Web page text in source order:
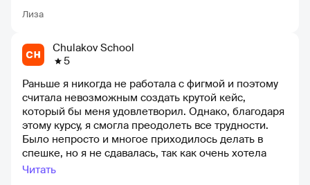
Лиза
база, множество лекций и дополнительных
понравился курс по аналитике, так как он
предоставил совершенно новый взгляд на дизайн-
опыта работы с актуальными методиками
исследований. Кроме того, бонусный модуль от HR-
специалистов и советы по трудоустройству помогли
мне составить грамотное резюме. Специалисты
студии рассказали много важных моментов. Хочу
отметить обратную связь от кураторов. Они всегда
были готовы помочь и отвечать на все мои
Chulakov School
5
Раньше я никогда не работала с фигмой и поэтому
считала невозможным создать крутой кейс,
который бы меня удовлетворил. Однако, благодаря
этому курсу, я смогла преодолеть все трудности.
Было непросто и многое приходилось делать в
спешке, но я не сдавалась, так как очень хотела
освоить новую профессию. Преподаватели были
Читать